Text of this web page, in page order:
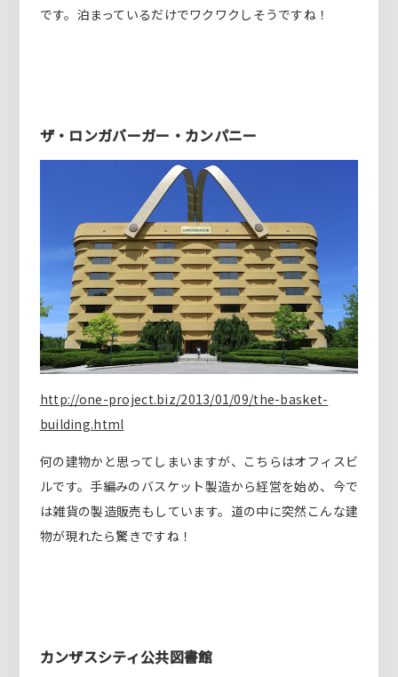
です。泊まっているだけでワクワクしそうですね！
ザ・ロンガバーガー・カンパニー
http://one-project.biz/2013/01/09/the-basket-
building.html
何の建物かと思ってしまいますが、こちらはオフィスビ
ルです。手編みのバスケット製造から経営を始め、今で
は雑貨の製造販売もしています。道の中に突然こんな建
物が現れたら驚きですね！
カンザスシティ公共図書館